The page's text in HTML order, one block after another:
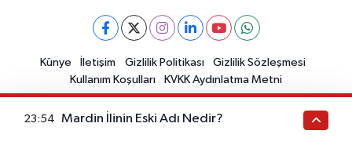
Künye İletişim Gizlilik Politikası
Gizlilik Sözleşmesi
Kullanım Koşulları
KVKK Aydınlatma Metni
23:54 Mardin İlinin Eski Adı Nedir?